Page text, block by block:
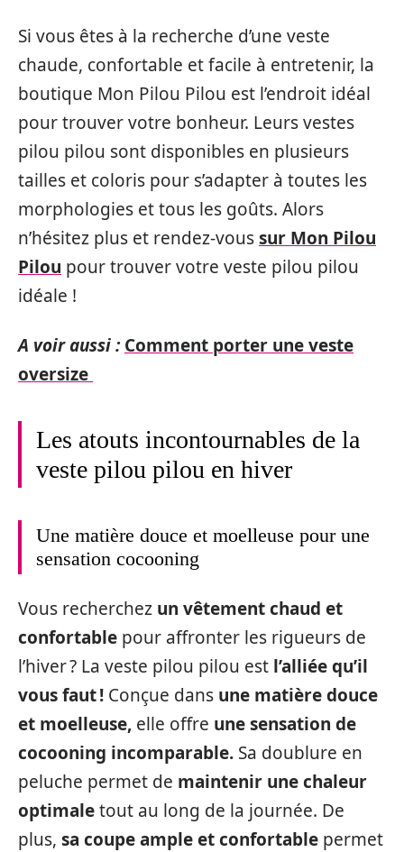
Si vous êtes à la recherche d’une veste
chaude, confortable et facile à entretenir, la
boutique Mon Pilou Pilou est l’endroit idéal
pour trouver votre bonheur. Leurs vestes
pilou pilou sont disponibles en plusieurs
tailles et coloris pour s’adapter à toutes les
morphologies et tous les goûts. Alors
n’hésitez plus et rendez-voussur Mon Pilou
Pilou pour trouver votre veste pilou pilou
idéale !
A voir aussi : Comment porter une veste
oversize
Les atouts incontournables de la
veste pilou pilou en hiver
Une matière douce et moelleuse pour une
sensation cocooning
Vous recherchez un vêtement chaud et
confortable pour affronter les rigueurs de
l’hiver ? La veste pilou pilou est l’alliée qu’il
vous faut ! Conçue dans une matière douce
et moelleuse, elle offre une sensation de
cocooning incomparable. Sa doublure en
peluche permet de maintenir une chaleur
optimaletout au long de la journée. De
plus, sa coupe ample et confortable permet